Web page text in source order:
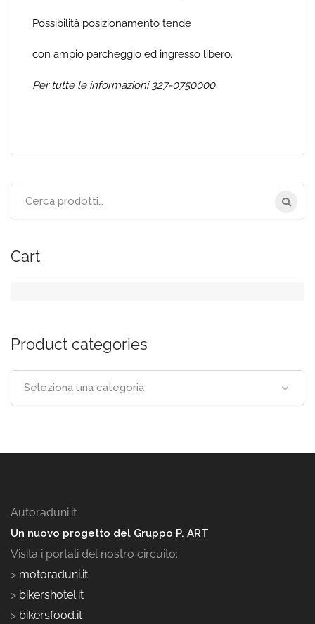
Possibilità posizionamento tende
con ampio parcheggio ed ingresso libero.
Per tutte le informazioni 327-0750000
Cart
Product categories
Seleziona una categoria
Autoraduni.it
Un nuovo progetto del Gruppo P. ART
Visita i portali del nostro circuito:
> motoraduni.it
> bikershotel.it
> bikersfood.it